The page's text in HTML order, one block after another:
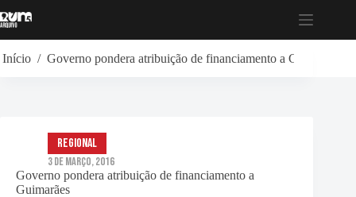
para
Início / Governo pondera atribuição de financiamento a Guimarães
Governo pondera atribuição de financiamento a
Guimarães
Regional
3 de Março, 2016